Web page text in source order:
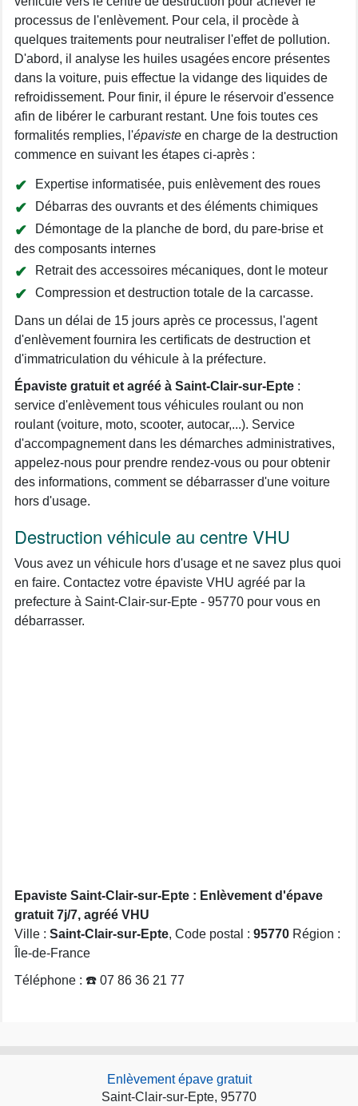
processus de l'enlèvement. Pour cela, il procède à
quelques traitements pour neutraliser l'effet de pollution.
D'abord, il analyse les huiles usagées encore présentes
dans la voiture, puis effectue la vidange des liquides de
refroidissement. Pour finir, il épure le réservoir d'essence
afin de libérer le carburant restant. Une fois toutes ces
formalités remplies, l'épaviste en charge de la destruction
commence en suivant les étapes ci-après :
Expertise informatisée, puis enlèvement des roues
Débarras des ouvrants et des éléments chimiques
Démontage de la planche de bord, du pare-brise et
des composants internes
Retrait des accessoires mécaniques, dont le moteur
Compression et destruction totale de la carcasse.
Dans un délai de 15 jours après ce processus, l'agent
d'enlèvement fournira les certificats de destruction et
d'immatriculation du véhicule à la préfecture.
Épaviste gratuit et agréé à Saint-Clair-sur-Epte :
service d'enlèvement tous véhicules roulant ou non
roulant (voiture, moto, scooter, autocar,...). Service
d'accompagnement dans les démarches administratives,
appelez-nous pour prendre rendez-vous ou pour obtenir
des informations, comment se débarrasser d'une voiture
hors d'usage.
Destruction véhicule au centre VHU
Vous avez un véhicule hors d'usage et ne savez plus quoi
en faire. Contactez votre épaviste VHU agréé par la
prefecture à Saint-Clair-sur-Epte - 95770 pour vous en
débarrasser.
Epaviste Saint-Clair-sur-Epte : Enlèvement d'épave
gratuit 7j/7, agréé VHU
Ville : Saint-Clair-sur-Epte, Code postal : 95770 Région :
Île-de-France
Téléphone : ☎️ 07 86 36 21 77
Enlèvement épave gratuit
Saint-Clair-sur-Epte, 95770